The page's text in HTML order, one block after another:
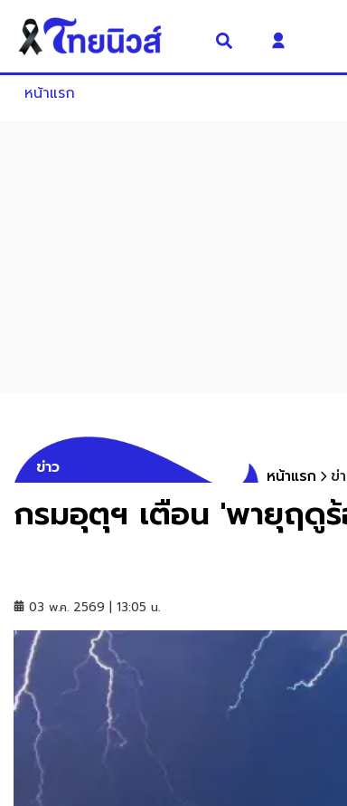
หน้าแรก
ข่าว หน้าแรก ข่
กรมอุตุฯ เตือน 'พายุฤดู
03 พ.ค. 2569 | 13:05 น.